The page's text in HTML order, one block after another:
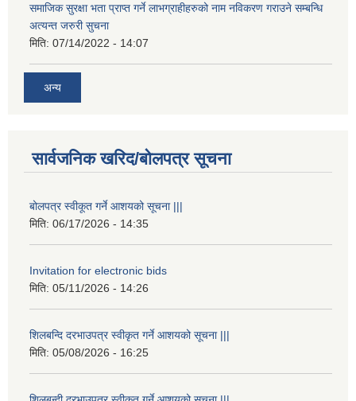
समाजिक सुरक्षा भता प्राप्त गर्ने लाभग्राहीहरुको नाम नविकरण गराउने सम्बन्धि
अत्यन्त जरुरी सुचना
मिति: 07/14/2022 - 14:07
अन्य
सार्वजनिक खरिद/बोलपत्र सूचना
बोलपत्र स्वीकूत गर्ने आशयको सूचना |||
मिति: 06/17/2026 - 14:35
Invitation for electronic bids
मिति: 05/11/2026 - 14:26
शिलबन्दि दरभाउपत्र स्वीकृत गर्ने आशयको सूचना |||
मिति: 05/08/2026 - 16:25